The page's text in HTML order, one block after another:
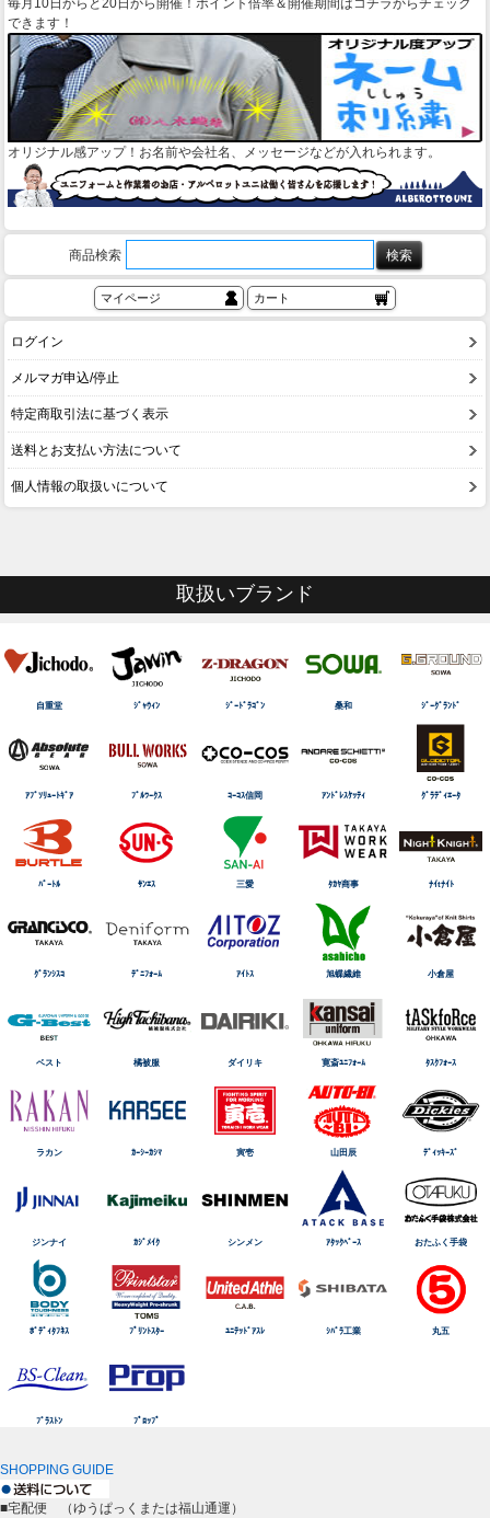
毎月10日からと20日から開催！ポイント倍率＆開催期間はコチラからチェック
できます！
オリジナル感アップ！お名前や会社名、メッセージなどが入れられます。
商品検索
マイページ カート
ログイン
メルマガ申込/停止
特定商取引法に基づく表示
送料とお支払い方法について
個人情報の取扱いについて
取扱いブランド
自重堂 ｼﾞｬｳｨﾝ ｼﾞｰﾄﾞﾗｺﾞﾝ 桑和 ｼﾞｰｸﾞﾗﾝﾄﾞ
ｱﾌﾞｿﾘｭｰﾄｷﾞｱ ﾌﾞﾙﾜｰｸｽ ｺｰｺｽ信岡 ｱﾝﾄﾞﾚｽｹｯﾃｨ ｸﾞﾗﾃﾞｨｴｰﾀ
ﾊﾞｰﾄﾙ ｻﾝｴｽ 三愛 ﾀｶﾔ商事 ﾅｲtﾅｲﾄ
ｸﾞﾗﾝｼｽｺ ﾃﾞﾆﾌｫｰﾑ ｱｲﾄｽ 旭蝶繊維 小倉屋
ベスト 橘被服 ダイリキ 寛斎ﾕﾆﾌｫｰﾑ ﾀｽｸﾌｫｰｽ
ラカン ｶｰｼｰｶｼﾏ 寅壱 山田辰 ﾃﾞｨｯｷｰｽﾞ
ジンナイ ｶｼﾞﾒｲｸ シンメン ｱﾀｯｸﾍﾞｰｽ おたふく手袋
ﾎﾞﾃﾞｨﾀﾌﾈｽ ﾌﾟﾘﾝﾄｽﾀｰ ﾕﾆﾃｯﾄﾞｱｽﾚ ｼﾊﾞﾗ工業 丸五
ﾌﾞﾗｽﾄﾝ ﾌﾟﾛｯﾌﾟ
SHOPPING GUIDE
■宅配便 （ゆうぱっくまたは福山通運）